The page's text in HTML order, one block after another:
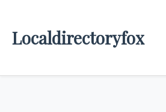
Localdirectoryfox